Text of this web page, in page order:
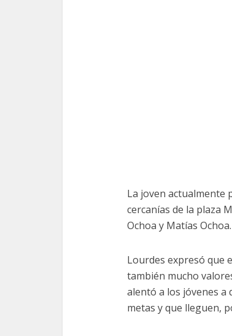
La joven actualmente
cercanías de la plaza
Ochoa y Matías Ochoa.
Lourdes expresó que
también mucho
alentó a los jóvenes a
metas y que lleguen,